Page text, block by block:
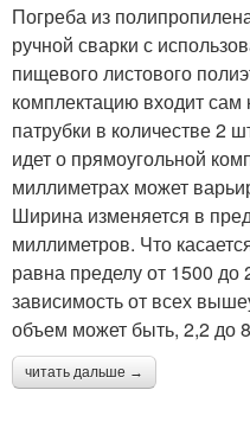
Погреба из
ручной сварки с
пищевого листового
комплектацию входит
патрубки в количестве 2
идет о прямоугольной
миллиметрах может
Ширина изменяется в
миллиметров. Что
равна пределу от 1500
зависимость от всех
объем может быть, 2,2 до
читать дальше →